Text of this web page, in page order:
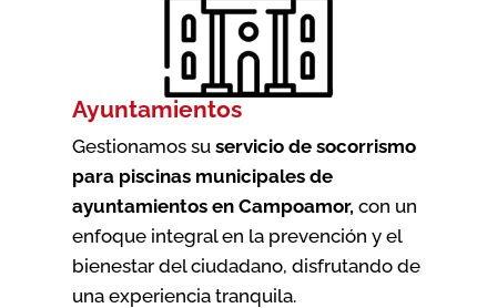
Ayuntamientos
Gestionamos su servicio de socorrismo
para piscinas municipales de
ayuntamientos en Campoamor, con un
enfoque integral en la prevención y el
bienestar del ciudadano, disfrutando de
una experiencia tranquila.